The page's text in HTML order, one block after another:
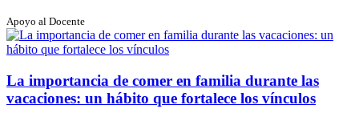
Apoyo al Docente
La importancia de comer en familia durante las
vacaciones: un hábito que fortalece los vínculos